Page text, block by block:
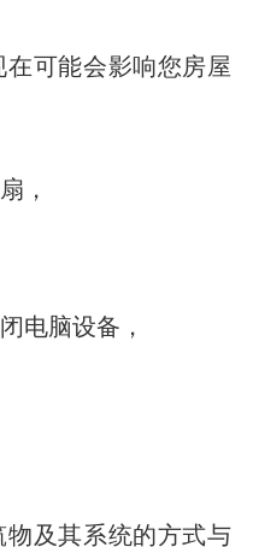
可能会影响您房屋
，
脑设备，
及其系统的方式与